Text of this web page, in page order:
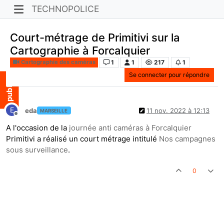
TECHNOPOLICE
Court-métrage de Primitivi sur la
Cartographie à Forcalquier
Cartographie des caméras 1 1 217
1
Se connecter pour répondre
E
Hors-ligne
eda MARSEILLE 11 nov. 2022 à 12:13
A l'occasion de la journée anti caméras à Forcalquier
Primitivi a réalisé un court métrage intitulé Nos campagnes
sous surveillance.
0